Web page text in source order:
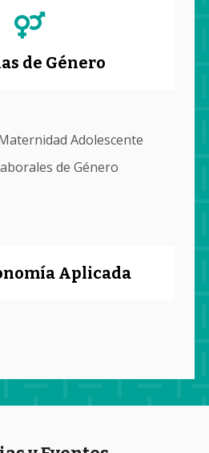
de Género
Adolescente
de Género
Aplicada